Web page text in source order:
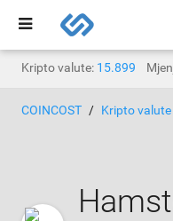
Kripto valute: 15.899
COINCOST Kripto valute